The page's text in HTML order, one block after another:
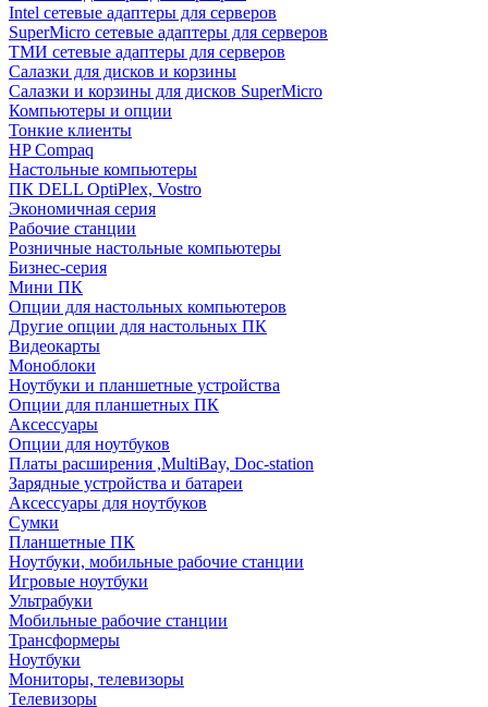
Intel сетевые адаптеры для серверов
SuperMicro сетевые адаптеры для серверов
ТМИ сетевые адаптеры для серверов
Салазки для дисков и корзины
Салазки и корзины для дисков SuperMicro
Компьютеры и опции
Тонкие клиенты
HP Compaq
Настольные компьютеры
ПК DELL OptiPlex, Vostro
Экономичная серия
Рабочие станции
Розничные настольные компьютеры
Бизнес-серия
Мини ПК
Опции для настольных компьютеров
Другие опции для настольных ПК
Видеокарты
Моноблоки
Ноутбуки и планшетные устройства
Опции для планшетных ПК
Аксессуары
Опции для ноутбуков
Платы расширения ,MultiBay, Doc-station
Зарядные устройства и батареи
Аксессуары для ноутбуков
Сумки
Планшетные ПК
Ноутбуки, мобильные рабочие станции
Игровые ноутбуки
Ультрабуки
Мобильные рабочие станции
Трансформеры
Ноутбуки
Мониторы, телевизоры
Телевизоры